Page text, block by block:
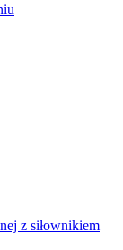
z siłownikiem